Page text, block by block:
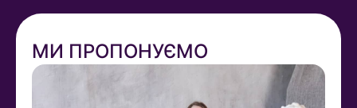
МИ ПРОПОНУЄМО